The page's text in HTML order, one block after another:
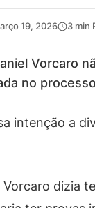
19, 2026 3 min
Vorcaro
no
intenção a
Vorcaro dizia